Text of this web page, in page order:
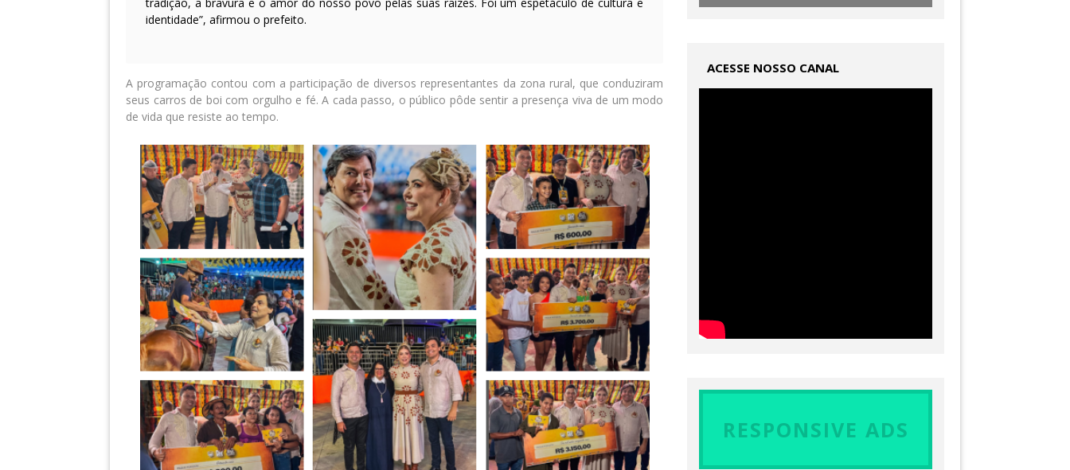
identidade”, afirmou o prefeito.
A programação contou com a participação de diversos representantes da zona rural, que conduziram
seus carros de boi com orgulho e fé. A cada passo, o público pôde sentir a presença viva de um modo
de vida que resiste ao tempo.
ACESSE NOSSO CANAL
RESPONSIVE ADS